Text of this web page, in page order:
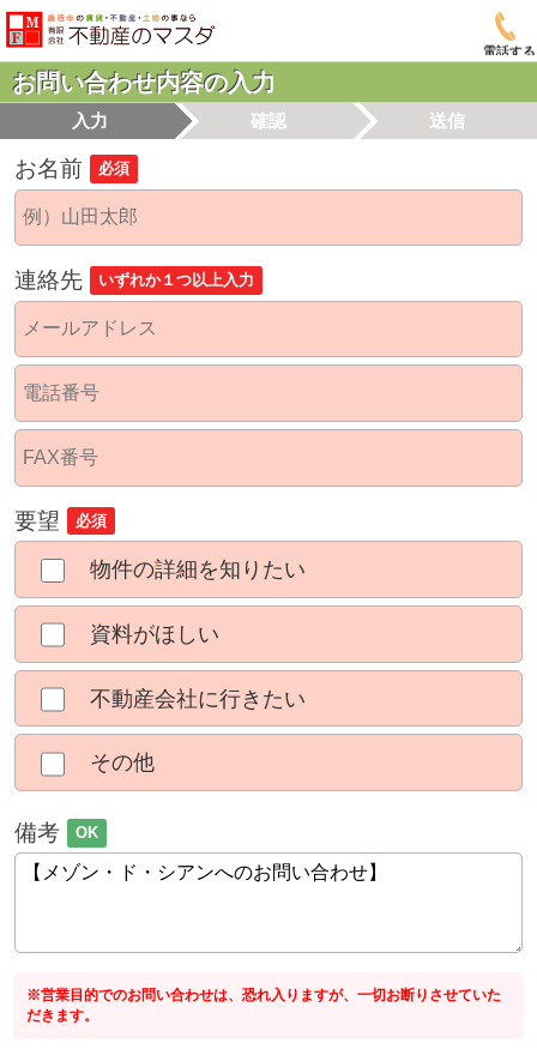
電話する
お問い合わせ内容の入力
入力 確認 送信
お名前 必須
連絡先 いずれか１つ以上入力
要望 必須
物件の詳細を知りたい
資料がほしい
不動産会社に行きたい
その他
備考 OK
※営業目的でのお問い合わせは、恐れ入りますが、一切お断りさせていた
だきます。